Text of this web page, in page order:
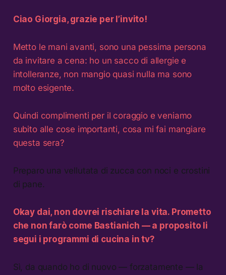
Ciao Giorgia, grazie per l’invito!
Metto le mani avanti, sono una pessima persona
da invitare a cena: ho un sacco di allergie e
intolleranze, non mangio quasi nulla ma sono
molto esigente.
Quindi complimenti per il coraggio e veniamo
subito alle cose importanti, cosa mi fai mangiare
questa sera?
Preparo una vellutata di zucca con noci e crostini
di pane.
Okay dai, non dovrei rischiare la vita. Prometto
che non farò come Bastianich — a proposito li
segui i programmi di cucina in tv?
Sì, da quando ho di nuovo — forzatamente — la